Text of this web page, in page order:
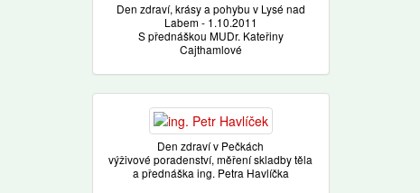
Den zdraví, krásy a pohybu v Lysé nad
Labem - 1.10.2011
S přednáškou MUDr. Kateřiny
Cajthamlové
Den zdraví v Pečkách
výživové poradenství, měření skladby těla
a přednáška ing. Petra Havlíčka